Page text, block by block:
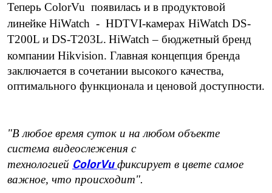
Теперь ColorVu появилась и в продуктовой
линейке HiWatch - HDTVI-камерах HiWatch DS-
T200L и DS-T203L. HiWatch – бюджетный бренд
компании Hikvision. Главная концепция бренда
заключается в сочетании высокого качества,
оптимального функционала и ценовой доступности.
"В любое время суток и на любом объекте
система видеослежения с
технологией ColorVuфиксирует в цвете самое
важное, что происходит".